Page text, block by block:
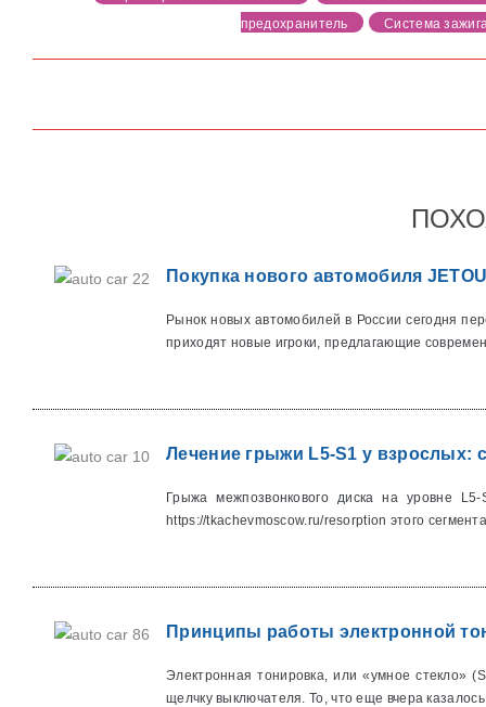
предохранитель
Система
Покупка нового автомобиля
Рынок новых автомобилей в России сегодня
приходят новые игроки, предлагающие
Лечение грыжи L5-S1 у взрослых:
Грыжа межпозвонкового диска на уровне
https://tkachevmoscow.ru/resorption этого
Принципы работы электронной
Электронная тонировка, или «умное стекло»
щелчку выключателя. То, что еще вчера